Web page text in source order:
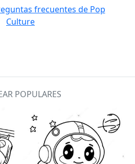
frecuentes de Pop
Culture
POPULARES